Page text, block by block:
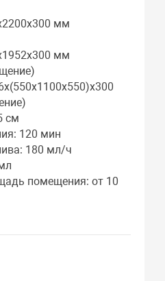
мм
мм
см
120 мин
180 мл/ч
помещения: от 10